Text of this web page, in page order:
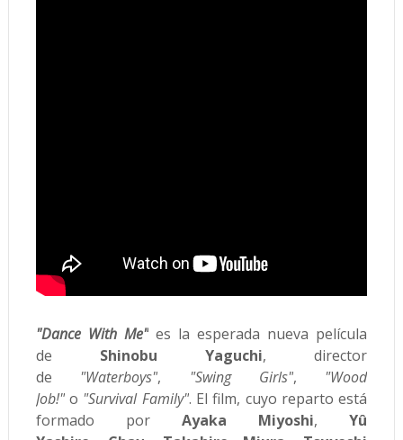
"Dance With Me"es la esperada nueva película
de Shinobu Yaguchi, director
de "Waterboys", "Swing Girls", "Wood
Job!"o "Survival Family". El film, cuyo reparto está
formado por Ayaka Miyoshi,Yû